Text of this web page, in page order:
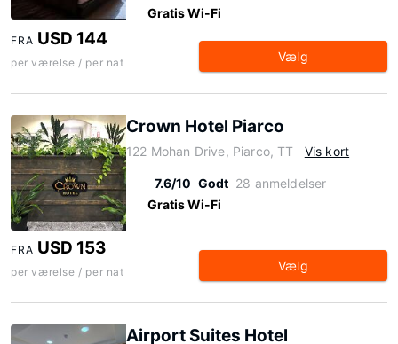
Gratis Wi-Fi
FRA USD 144
per værelse / per nat Vælg
Crown Hotel Piarco
122 Mohan Drive, Piarco, TT Vis kort
7.6/10 Godt 28 anmeldelser
Gratis Wi-Fi
FRA USD 153
per værelse / per nat Vælg
Airport Suites Hotel